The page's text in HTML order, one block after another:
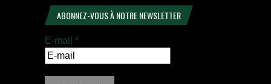
ABONNEZ-VOUS À NOTRE NEWSLETTER
E-mail *